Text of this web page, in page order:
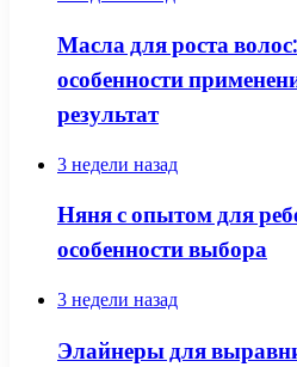
Масла для роста
особенности
результат
3 недели назад
Няня с опытом для
особенности выбора
3 недели назад
Элайнеры для